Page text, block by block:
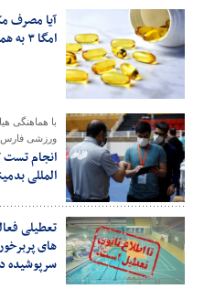
آیا مصرف
امگا ۳ به همه افراد توصیه می شود؟
با هماهنگی
ورزشی فارس
انجام تست
المللی
تعطیلی
های
سرپوشیده